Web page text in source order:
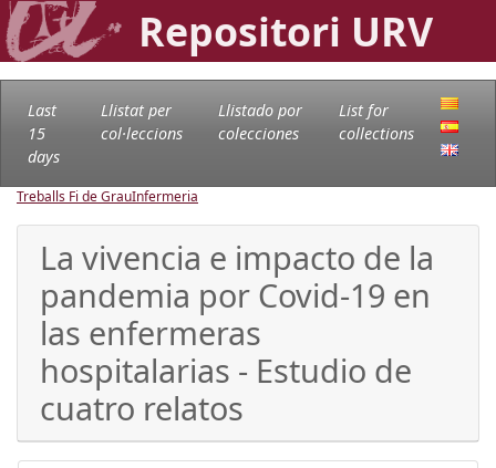
Repositori URV
Last
15
days
Llistat per
col·leccions
Llistado por
colecciones
List for
collections
Treballs Fi de GrauInfermeria
La vivencia e impacto de la
pandemia por Covid-19 en
las enfermeras
hospitalarias - Estudio de
cuatro relatos